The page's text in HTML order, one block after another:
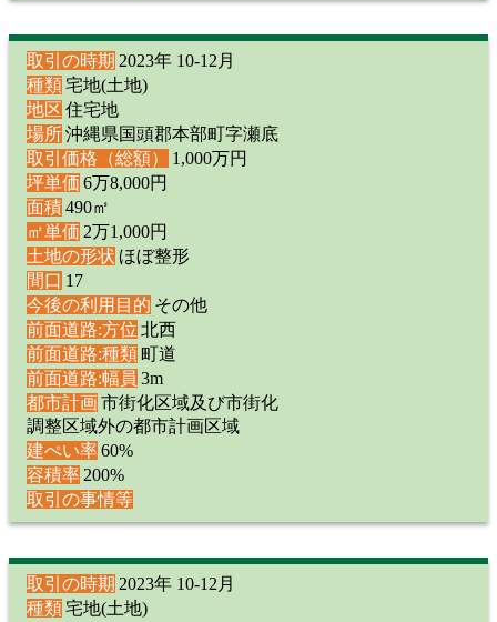
取引の時期 2023年 10-12月
種類 宅地(土地)
地区 住宅地
場所沖縄県国頭郡本部町字瀬底
取引価格（総額）
1,000万円
坪単価 6万8,000円
面積490㎡
㎡単価 2万1,000円
土地の形状 ほぼ整形
間口 17
今後の利用目的 その他
前面道路:方位 北西
前面道路:種類 町道
前面道路:幅員 3m
都市計画 市街化区域及び市街化
調整区域外の都市計画区域
建ぺい率60%
容積率200%
取引の事情等
取引の時期 2023年 10-12月
種類 宅地(土地)